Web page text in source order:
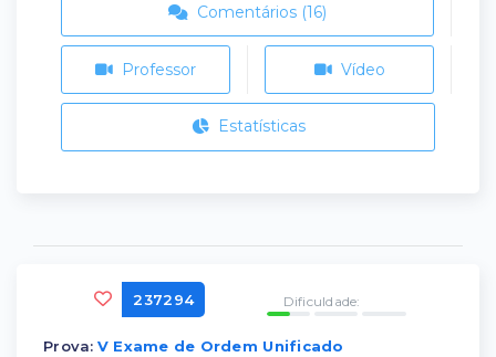
Comentários (16)
Professor Vídeo
Estatísticas
237294 Dificuldade:
Prova: V Exame de Ordem Unificado